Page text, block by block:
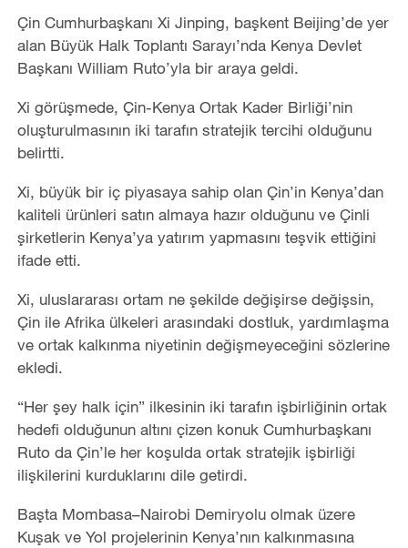
Çin Cumhurbaşkanı Xi Jinping, başkent Beijing’de yer
alan Büyük Halk Toplantı Sarayı’nda Kenya Devlet
Başkanı William Ruto’yla bir araya geldi.
Xi görüşmede, Çin-Kenya Ortak Kader Birliği’nin
oluşturulmasının iki tarafın stratejik tercihi olduğunu
belirtti.
Xi, büyük bir iç piyasaya sahip olan Çin’in Kenya’dan
kaliteli ürünleri satın almaya hazır olduğunu ve Çinli
şirketlerin Kenya’ya yatırım yapmasını teşvik ettiğini
ifade etti.
Xi, uluslararası ortam ne şekilde değişirse değişsin,
Çin ile Afrika ülkeleri arasındaki dostluk, yardımlaşma
ve ortak kalkınma niyetinin değişmeyeceğini sözlerine
ekledi.
“Her şey halk için” ilkesinin iki tarafın işbirliğinin ortak
hedefi olduğunun altını çizen konuk Cumhurbaşkanı
Ruto da Çin’le her koşulda ortak stratejik işbirliği
ilişkilerini kurduklarını dile getirdi.
Başta Mombasa–Nairobi Demiryolu olmak üzere
Kuşak ve Yol projelerinin Kenya’nın kalkınmasına